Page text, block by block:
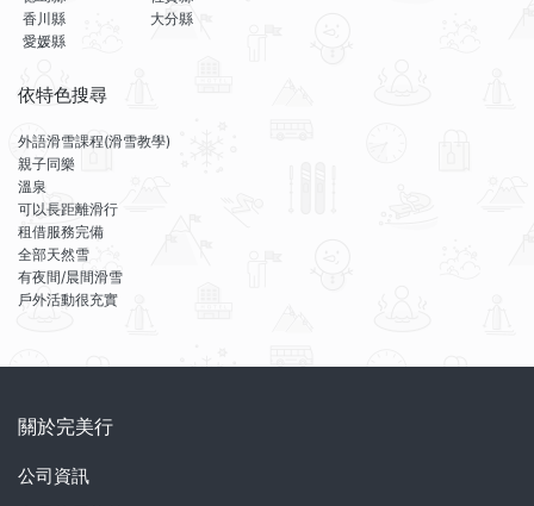
香川縣
愛媛縣
大分縣
依特色搜尋
外語滑雪課程(滑雪教學)
親子同樂
溫泉
可以長距離滑行
租借服務完備
全部天然雪
有夜間/晨間滑雪
戶外活動很充實
關於完美行
公司資訊